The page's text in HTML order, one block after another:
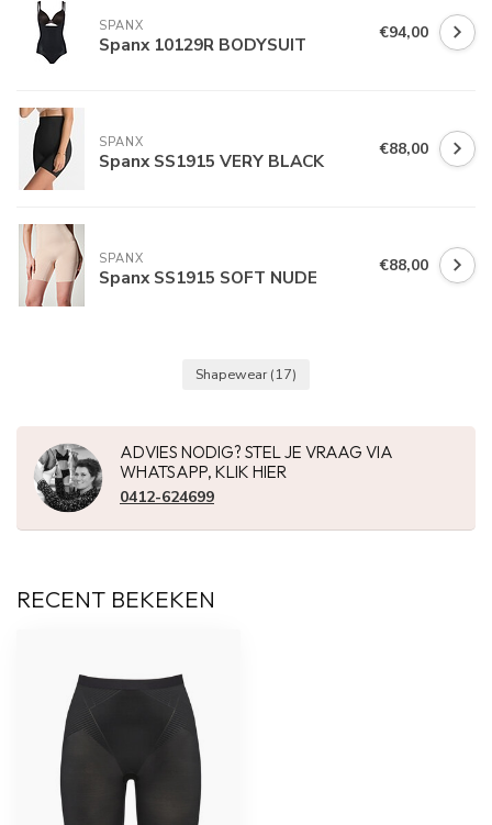
SPANX
Spanx 10129R BODYSUIT €94,00
SPANX
Spanx SS1915 VERY BLACK €88,00
SPANX
Spanx SS1915 SOFT NUDE €88,00
Shapewear (17)
ADVIES NODIG? STEL JE VRAAG VIA
WHATSAPP, KLIK HIER
0412-624699
RECENT BEKEKEN